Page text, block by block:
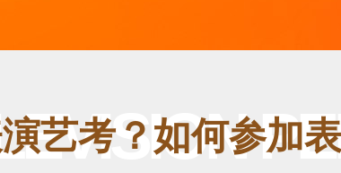
艺考？如何参加